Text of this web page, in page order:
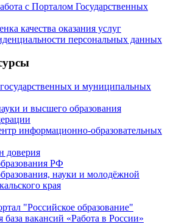
с Порталом Государственных
качества оказания услуг
персональных данных
и муниципальных
и высшего образования
информационно-образовательных
доверия
РФ
науки и молодёжной
края
"Российское образование"
вакансий «Работа в России»